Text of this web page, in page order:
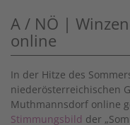
A / NÖ |
online
In der Hitze des
niederösterreichischen
Muthmannsdorf online
Stimmungsbild der